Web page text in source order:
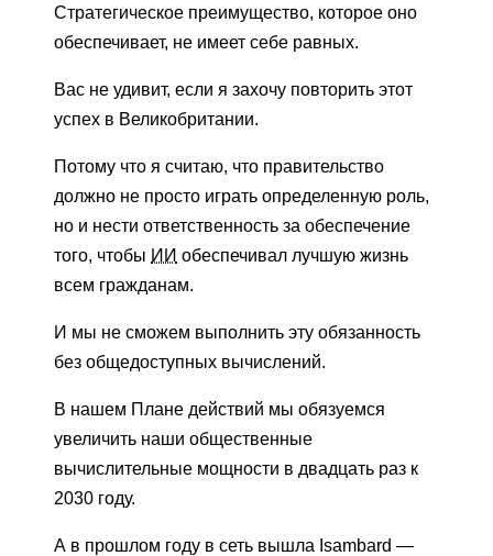
Стратегическое преимущество, которое оно
обеспечивает, не имеет себе равных.
Вас не удивит, если я захочу повторить этот
успех в Великобритании.
Потому что я считаю, что правительство
должно не просто играть определенную роль,
но и нести ответственность за обеспечение
того, чтобы ИИ обеспечивал лучшую жизнь
всем гражданам.
И мы не сможем выполнить эту обязанность
без общедоступных вычислений.
В нашем Плане действий мы обязуемся
увеличить наши общественные
вычислительные мощности в двадцать раз к
2030 году.
А в прошлом году в сеть вышла Isambard —